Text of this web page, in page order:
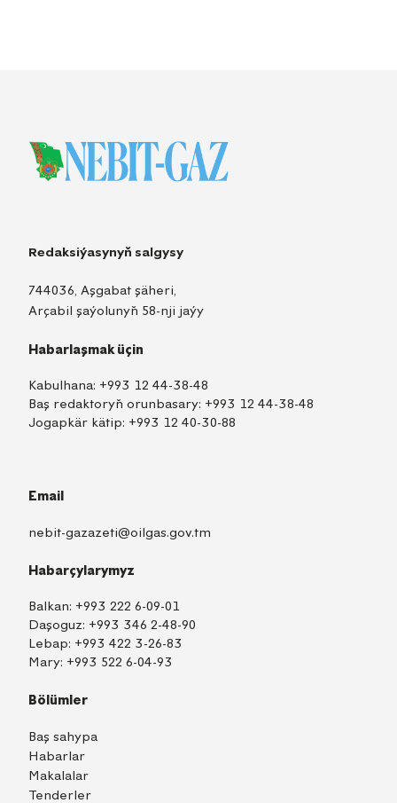
Redaksiýasynyň salgysy
744036, Aşgabat şäheri,
Arçabil şaýolunyň 58-nji jaýy
Habarlaşmak üçin
Kabulhana: +993 12 44-38-48
Baş redaktoryň orunbasary: +993 12 44-38-48
Jogapkär kätip: +993 12 40-30-88
Email
nebit-gazazeti@oilgas.gov.tm
Habarçylarymyz
Balkan: +993 222 6-09-01
Daşoguz: +993 346 2-48-90
Lebap: +993 422 3-26-83
Mary: +993 522 6-04-93
Bölümler
Baş sahypa
Habarlar
Makalalar
Tenderler